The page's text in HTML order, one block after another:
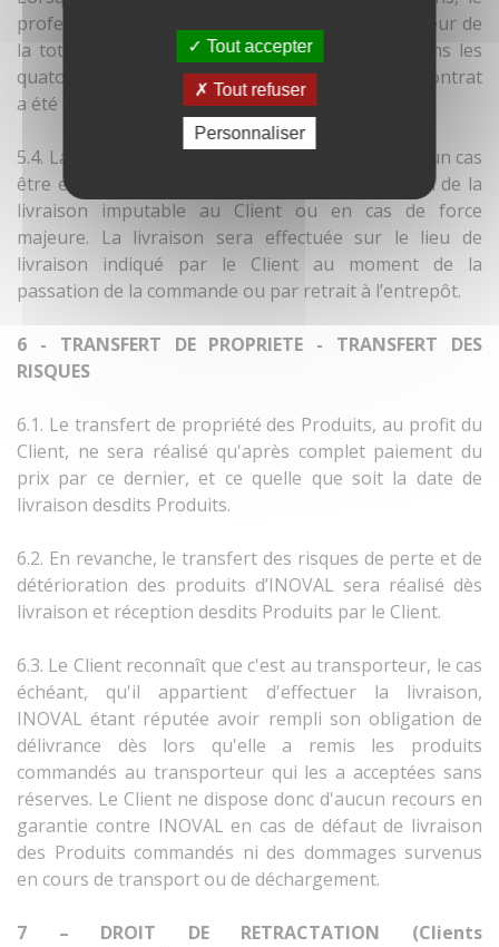
professionnel remboursera le Client consommateur de
la totalité des sommes versées, au plus tard dans les
quatorze (14) jours suivant la date à laquelle le contrat
a été dénoncé.
5.4. La responsabilité d’INOVAL ne pourra en aucun cas
être engagée en cas de retard ou de suspension de la
livraison imputable au Client ou en cas de force
majeure. La livraison sera effectuée sur le lieu de
livraison indiqué par le Client au moment de la
passation de la commande ou par retrait à l’entrepôt.
6 - TRANSFERT DE PROPRIETE - TRANSFERT DES
RISQUES
6.1. Le transfert de propriété des Produits, au profit du
Client, ne sera réalisé qu'après complet paiement du
prix par ce dernier, et ce quelle que soit la date de
livraison desdits Produits.
6.2. En revanche, le transfert des risques de perte et de
détérioration des produits d’INOVAL sera réalisé dès
livraison et réception desdits Produits par le Client.
6.3. Le Client reconnaît que c'est au transporteur, le cas
échéant, qu'il appartient d'effectuer la livraison,
INOVAL étant réputée avoir rempli son obligation de
délivrance dès lors qu'elle a remis les produits
commandés au transporteur qui les a acceptées sans
réserves. Le Client ne dispose donc d'aucun recours en
garantie contre INOVAL en cas de défaut de livraison
des Produits commandés ni des dommages survenus
en cours de transport ou de déchargement.
7 – DROIT DE RETRACTATION (Clients
Tout accepter
Tout refuser
Personnaliser